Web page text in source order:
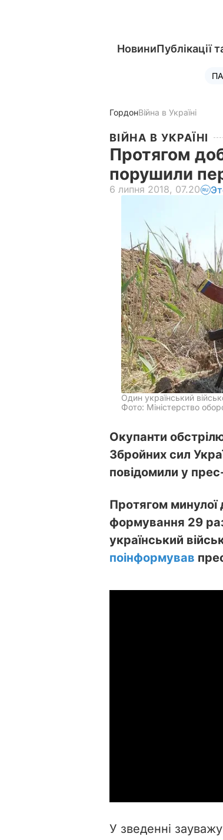
НовиниПублікації
ГордонВійна в Україні
ВІЙНА В УКРАЇНІ
Протягом
порушили
6 липня 2018, 07.20
Один український
Фото: Міністерство
Окупанти
Збройних сил
повідомили у
Протягом минулої
формування 29
український
поінформував
У зведенні